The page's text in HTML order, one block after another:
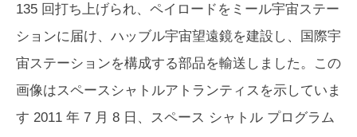
135 回打ち上げられ、ペイロードをミール宇宙ステー
ションに届け、ハッブル宇宙望遠鏡を建設し、国際宇
宙ステーションを構成する部品を輸送しました。この
画像はスペースシャトルアトランティス を示していま
す 2011 年 7 月 8 日、スペース シャトル プログラム